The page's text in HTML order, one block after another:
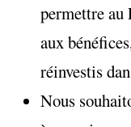
permettre
aux
réinvestis
Nous